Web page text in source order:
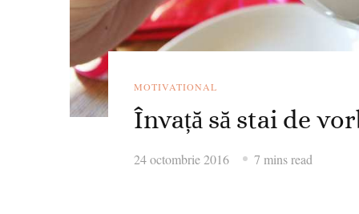
MOTIVATIONAL
Învață să stai de
24 octombrie 2016 7 mins read